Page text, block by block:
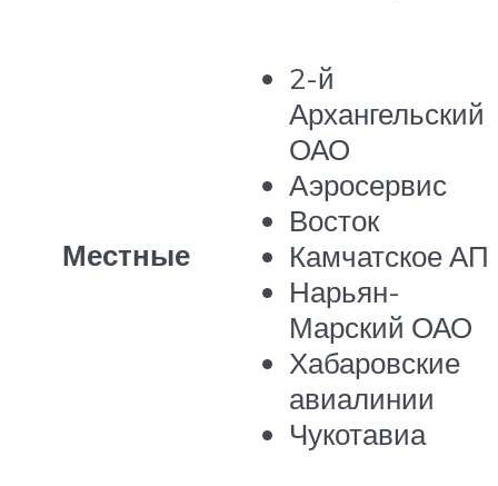
Местные
2-й
Архангельский
ОАО
Аэросервис
Восток
Камчатское АП
Нарьян-
Марский ОАО
Хабаровские
авиалинии
Чукотавиа